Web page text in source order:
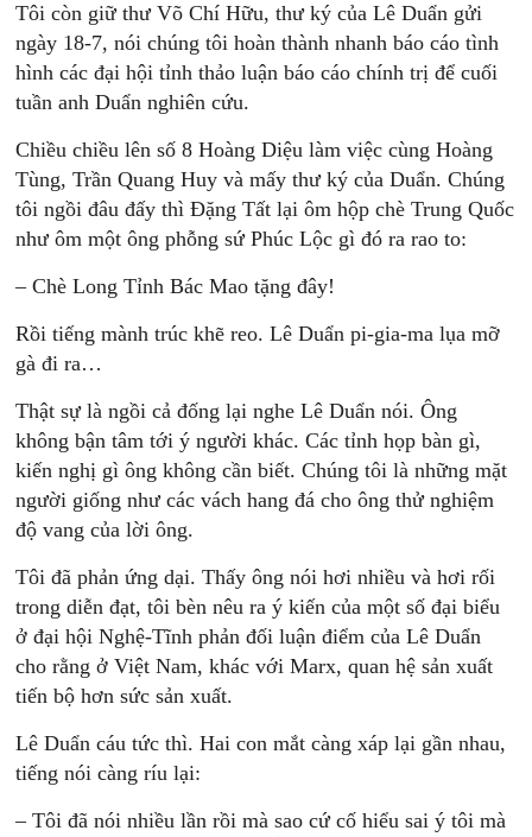
Tôi còn giữ thư Võ Chí Hữu, thư ký của Lê Duẩn gửi
ngày 18-7, nói chúng tôi hoàn thành nhanh báo cáo tình
hình các đại hội tỉnh thảo luận báo cáo chính trị để cuối
tuần anh Duẩn nghiên cứu.
Chiều chiều lên số 8 Hoàng Diệu làm việc cùng Hoàng
Tùng, Trần Quang Huy và mấy thư ký của Duẩn. Chúng
tôi ngồi đâu đấy thì Đặng Tất lại ôm hộp chè Trung Quốc
như ôm một ông phỗng sứ Phúc Lộc gì đó ra rao to:
– Chè Long Tỉnh Bác Mao tặng đây!
Rồi tiếng mành trúc khẽ reo. Lê Duẩn pi-gia-ma lụa mỡ
gà đi ra…
Thật sự là ngồi cả đống lại nghe Lê Duẩn nói. Ông
không bận tâm tới ý người khác. Các tỉnh họp bàn gì,
kiến nghị gì ông không cần biết. Chúng tôi là những mặt
người giống như các vách hang đá cho ông thử nghiệm
độ vang của lời ông.
Tôi đã phản ứng dại. Thấy ông nói hơi nhiều và hơi rối
trong diễn đạt, tôi bèn nêu ra ý kiến của một số đại biểu
ở đại hội Nghệ-Tĩnh phản đối luận điểm của Lê Duẩn
cho rằng ở Việt Nam, khác với Marx, quan hệ sản xuất
tiến bộ hơn sức sản xuất.
Lê Duẩn cáu tức thì. Hai con mắt càng xáp lại gần nhau,
tiếng nói càng ríu lại:
– Tôi đã nói nhiều lần rồi mà sao cứ cố hiểu sai ý tôi mà